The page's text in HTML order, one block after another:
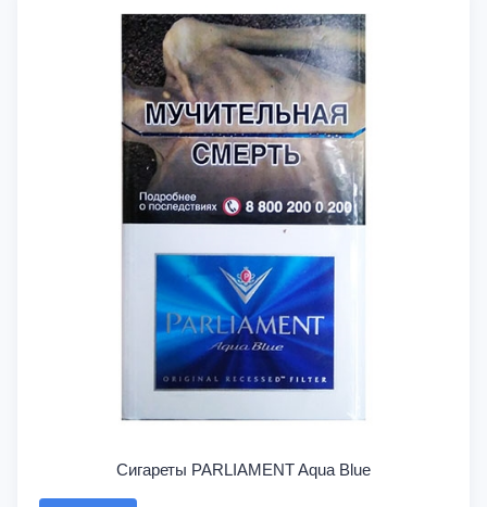
Сигареты PARLIAMENT Aqua Blue